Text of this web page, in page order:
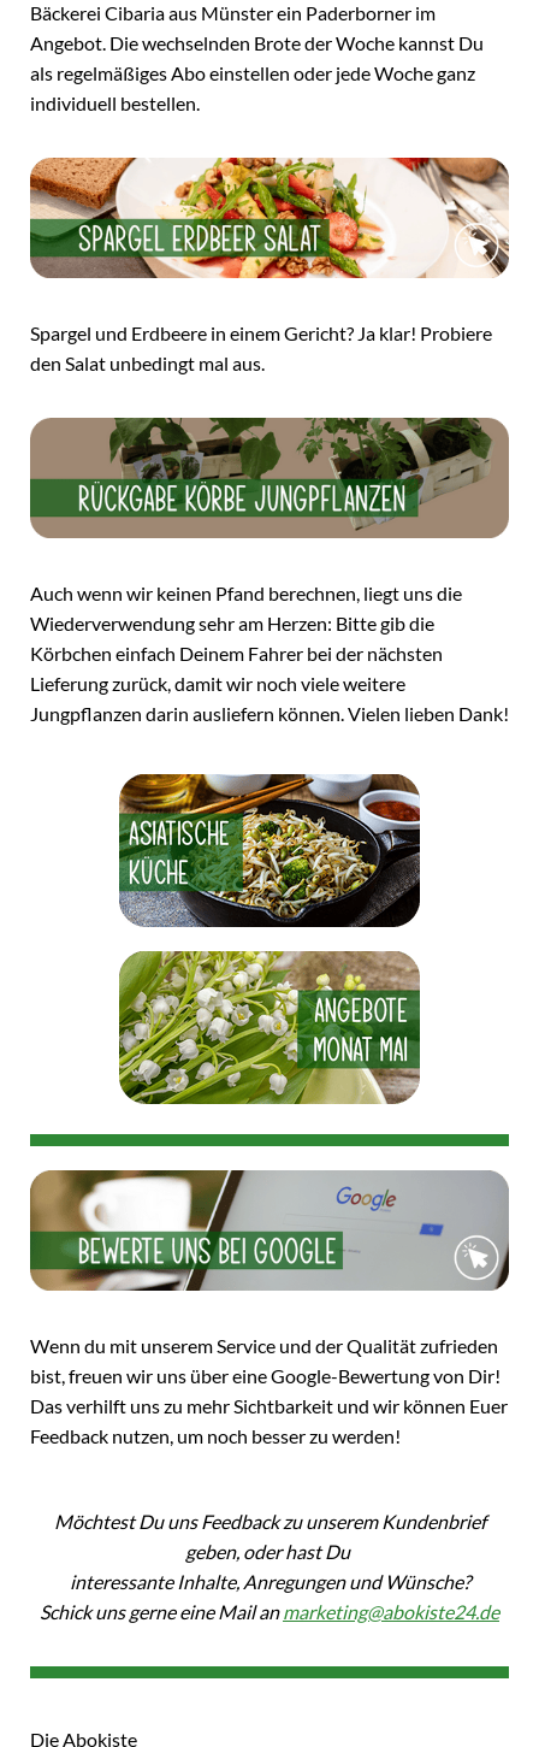
Bäckerei Cibaria aus Münster ein Paderborner im
Angebot. Die wechselnden Brote der Woche kannst Du
als regelmäßiges Abo einstellen oder jede Woche ganz
individuell bestellen.
Spargel und Erdbeere in einem Gericht? Ja klar! Probiere
den Salat unbedingt mal aus.
Auch wenn wir keinen Pfand berechnen, liegt uns die
Wiederverwendung sehr am Herzen: Bitte gib die
Körbchen einfach Deinem Fahrer bei der nächsten
Lieferung zurück, damit wir noch viele weitere
Jungpflanzen darin ausliefern können. Vielen lieben Dank!
Wenn du mit unserem Service und der Qualität zufrieden
bist, freuen wir uns über eine Google-Bewertung von Dir!
Das verhilft uns zu mehr Sichtbarkeit und wir können Euer
Feedback nutzen, um noch besser zu werden!
Möchtest Du uns Feedback zu unserem Kundenbrief
geben, oder hast Du
interessante Inhalte, Anregungen und Wünsche?
Schick uns gerne eine Mail anmarketing@abokiste24.de
Die Abokiste